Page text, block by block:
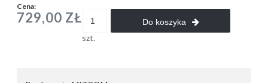
Cena:
729,00 ZŁ
szt.
Do koszyka